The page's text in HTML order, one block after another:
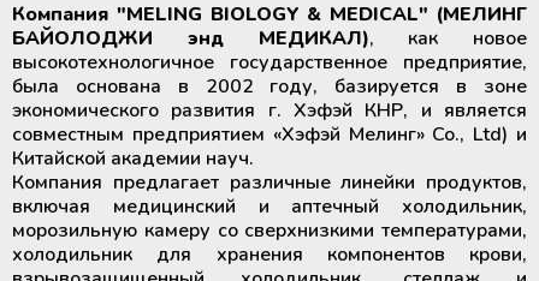
Компания "MELING BIOLOGY & MEDICAL" (МЕЛИНГ
БАЙОЛОДЖИ энд МЕДИКАЛ), как новое
высокотехнологичное государственное предприятие,
была основана в 2002 году, базируется в зоне
экономического развития г. Хэфэй КНР, и является
совместным предприятием «Хэфэй Мелинг» Co., Ltd) и
Китайской академии науч.
Компания предлагает различные линейки продуктов,
включая медицинский и аптечный холодильник,
морозильную камеру со сверхнизкими температурами,
холодильник для хранения компонентов крови,